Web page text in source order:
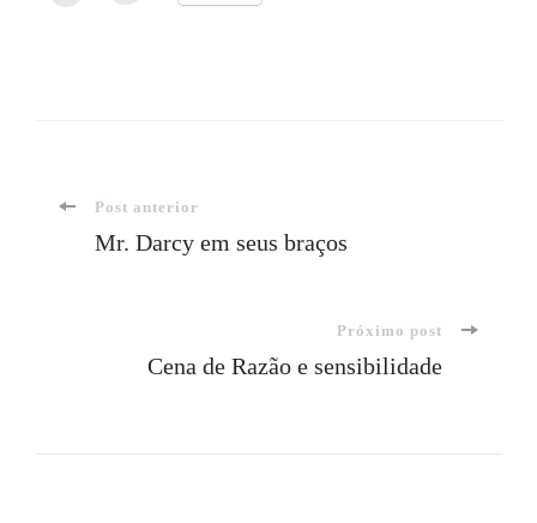
Navegação
Post anterior
Mr. Darcy em seus braços
Próximo post
Cena de Razão e sensibilidade